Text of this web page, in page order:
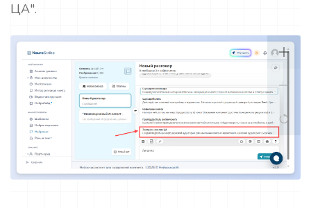
ЦА".